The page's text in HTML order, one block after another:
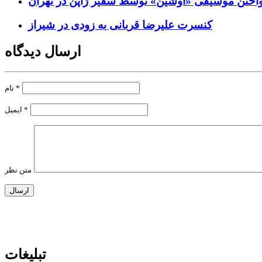
کنسرت علیرضا قربانی به زودی در شیراز
ارسال دیدگاه
*
*
متن نظر
تبلیغات